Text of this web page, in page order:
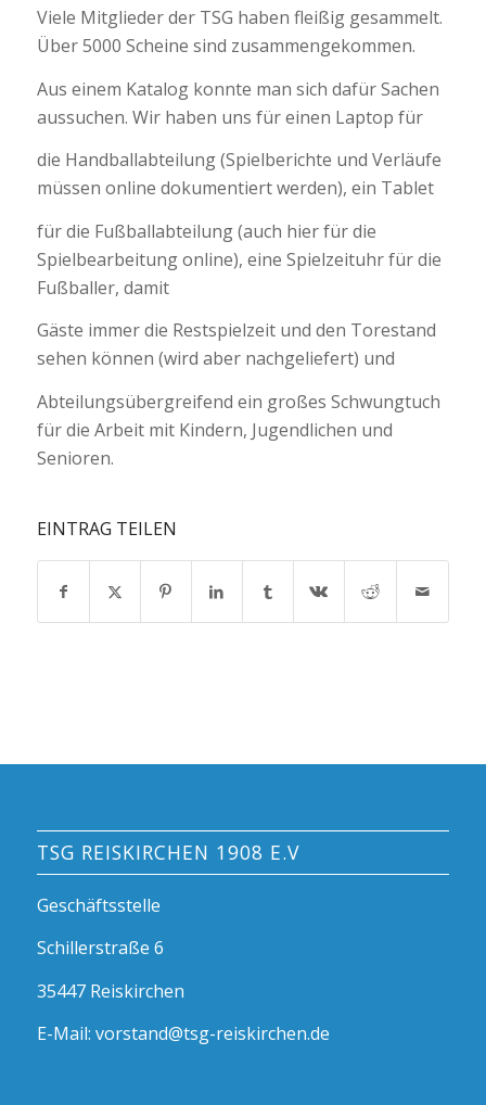
Viele Mitglieder der TSG haben fleißig gesammelt.
Über 5000 Scheine sind zusammengekommen.
Aus einem Katalog konnte man sich dafür Sachen
aussuchen. Wir haben uns für einen Laptop für
die Handballabteilung (Spielberichte und Verläufe
müssen online dokumentiert werden), ein Tablet
für die Fußballabteilung (auch hier für die
Spielbearbeitung online), eine Spielzeituhr für die
Fußballer, damit
Gäste immer die Restspielzeit und den Torestand
sehen können (wird aber nachgeliefert) und
Abteilungsübergreifend ein großes Schwungtuch
für die Arbeit mit Kindern, Jugendlichen und
Senioren.
EINTRAG TEILEN
TSG REISKIRCHEN 1908 E.V
Geschäftsstelle
Schillerstraße 6
35447 Reiskirchen
E-Mail: vorstand@tsg-reiskirchen.de